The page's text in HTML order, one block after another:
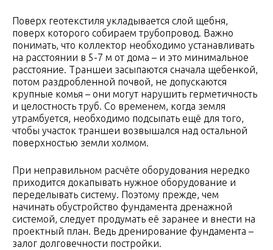
Поверх геотекстиля укладывается слой щебня,
поверх которого собираем трубопровод. Важно
понимать, что коллектор необходимо устанавливать
на расстоянии в 5-7 м от дома – и это минимальное
расстояние. Траншеи засыпаются сначала щебенкой,
потом раздробленной почвой, не допускаются
крупные комья – они могут нарушить герметичность
и целостность труб. Со временем, когда земля
утрамбуется, необходимо подсыпать ещё для того,
чтобы участок траншеи возвышался над остальной
поверхностью земли холмом.
При неправильном расчёте оборудования нередко
приходится докапывать нужное оборудование и
переделывать систему. Поэтому прежде, чем
начинать обустройство фундамента дренажной
системой, следует продумать её заранее и внести на
проектный план. Ведь дренирование фундамента –
залог долговечности постройки.